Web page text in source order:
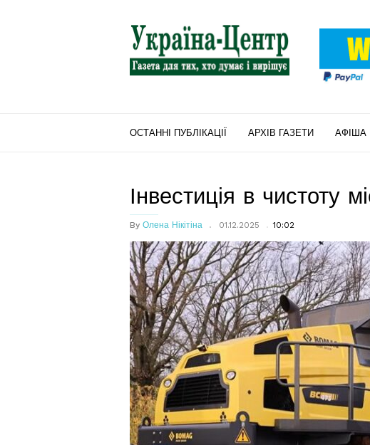
"Україна-
Центр"
ОСТАННІ ПУБЛІКАЦІЇ АРХІВ ГАЗЕТИ АФІША
Інвестиція в чистоту
By Олена Нікітіна 01.12.2025 10:02